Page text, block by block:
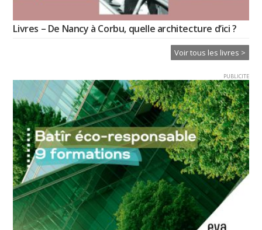
Livres – De Nancy à Corbu, quelle architecture d’ici ?
Voir tous les livres >
PUBLICITE